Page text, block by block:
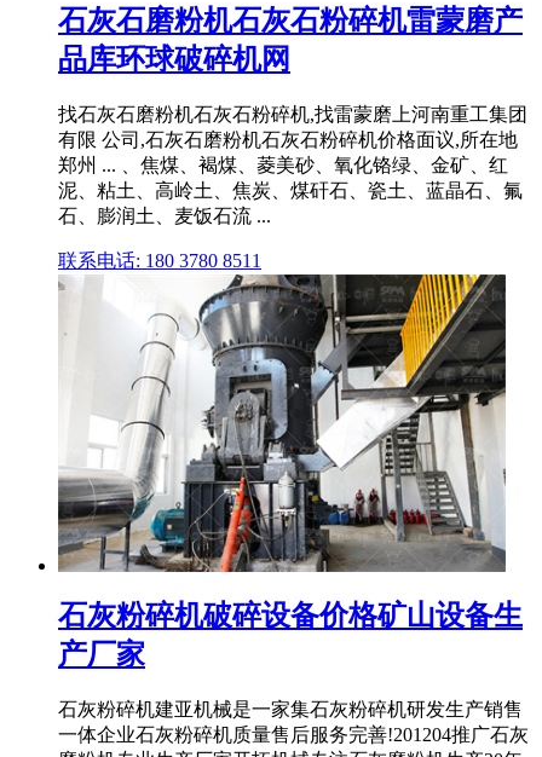
石灰石磨粉机石灰石粉碎机雷蒙磨产
品库环球破碎机网
找石灰石磨粉机石灰石粉碎机,找雷蒙磨上河南重工集团
有限 公司,石灰石磨粉机石灰石粉碎机价格面议,所在地
郑州 ... 、焦煤、褐煤、菱美砂、氧化铬绿、金矿、红
泥、粘土、高岭土、焦炭、煤矸石、瓷土、蓝晶石、氟
石、膨润土、麦饭石流 ...
联系电话: 180 3780 8511
石灰粉碎机破碎设备价格矿山设备生
产厂家
石灰粉碎机建亚机械是一家集石灰粉碎机研发生产销售
一体企业石灰粉碎机质量售后服务完善!201204推广石灰